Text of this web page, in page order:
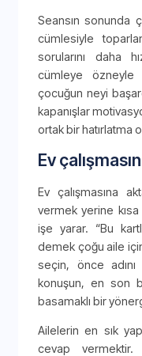
Seansın sonunda
cümlesiyle
sorularını daha
cümleye özneyle
çocuğun neyi
kapanışlar
ortak bir hatırlatma
Ev
Ev çalışmasına
vermek yerine
işe yarar. “Bu
demek çoğu aile
seçin, önce
konuşun, en son
basamaklı bir
Ailelerin en sık
cevap